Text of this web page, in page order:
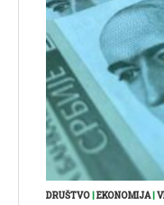
DRUŠTVO|EKONOMIJA|